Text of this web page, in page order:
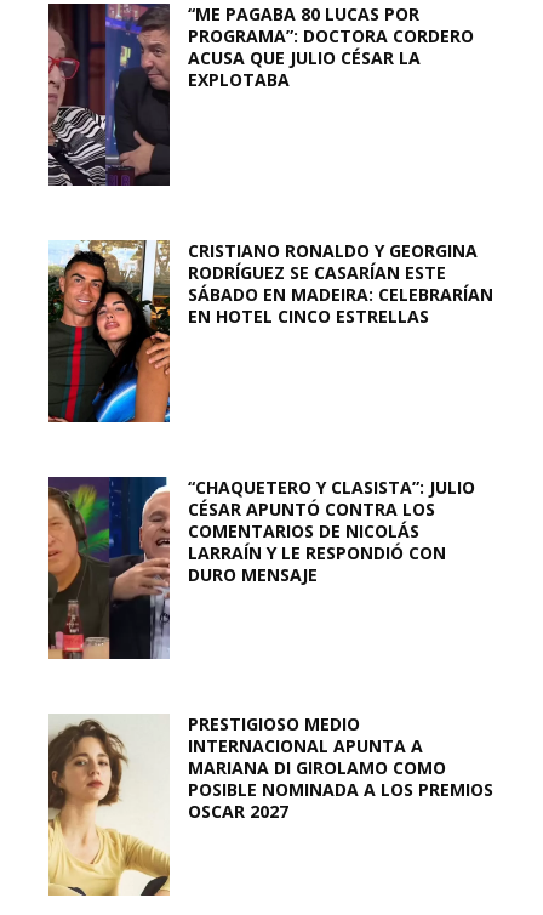
“ME PAGABA 80 LUCAS POR
PROGRAMA”: DOCTORA CORDERO
ACUSA QUE JULIO CÉSAR LA
EXPLOTABA
CRISTIANO RONALDO Y GEORGINA
RODRÍGUEZ SE CASARÍAN ESTE
SÁBADO EN MADEIRA: CELEBRARÍAN
EN HOTEL CINCO ESTRELLAS
“CHAQUETERO Y CLASISTA”: JULIO
CÉSAR APUNTÓ CONTRA LOS
COMENTARIOS DE NICOLÁS
LARRAÍN Y LE RESPONDIÓ CON
DURO MENSAJE
PRESTIGIOSO MEDIO
INTERNACIONAL APUNTA A
MARIANA DI GIROLAMO COMO
POSIBLE NOMINADA A LOS PREMIOS
OSCAR 2027